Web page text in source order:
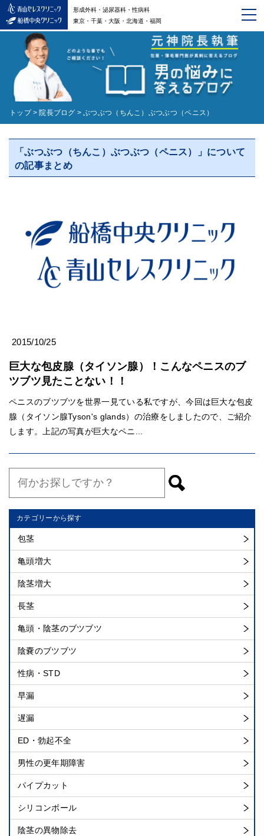
形成外科・泌尿器科・性病科
東京・千葉・大阪・北海道・福岡
トップ > 院長ブログ > ぶつぶつ（ちんこ）ぶつぶつ（ペニス）
「ぶつぶつ（ちんこ）ぶつぶつ（ペニス）」について
の記事まとめ
2015/10/25
巨大な包皮腺（タイソン腺）！こんなペニスのブ
ツブツ見たことない！！
ペニスのブツブツを世界一見ている私ですが、今回は巨大な包皮
腺（タイソン腺Tyson's glands）の治療をしましたので、ご紹介
します。上記の写真が巨大なペニ...
カテゴリーから探す
包茎
亀頭増大
陰茎増大
長茎
亀頭・陰茎のブツブツ
陰嚢のブツブツ
性病・STD
早漏
遅漏
ED・勃起不全
男性の更年期障害
パイプカット
シリコンボール
陰茎の異物除去